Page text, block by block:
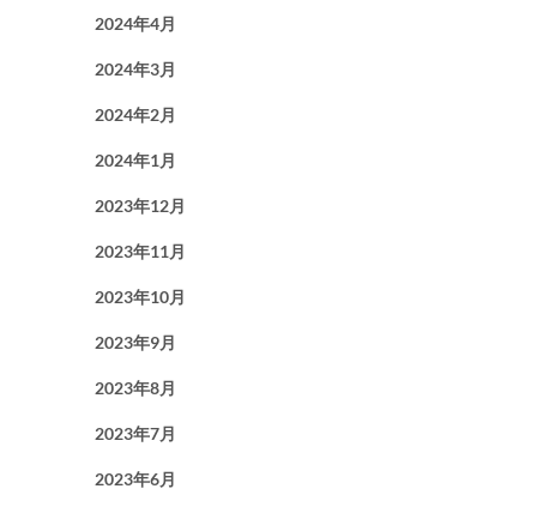
2024年4月
2024年3月
2024年2月
2024年1月
2023年12月
2023年11月
2023年10月
2023年9月
2023年8月
2023年7月
2023年6月